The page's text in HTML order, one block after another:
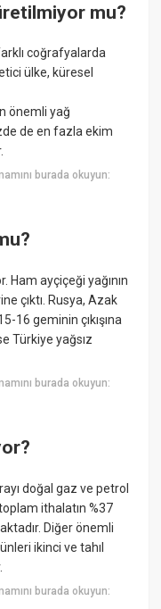
mu?
coğrafyalarda
ülke, küresel
önemli yağ
de en fazla ekim
burada okuyun:
Ham ayçiçeği yağının
çıktı. Rusya, Azak
16 geminin çıkışına
Türkiye yağsız
burada okuyun:
doğal gaz ve petrol
ithalatın %37
Diğer önemli
ikinci ve tahıl
burada okuyun: